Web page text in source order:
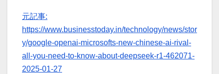
元記事:
https://www.businesstoday.in/technology/news/stor
y/google-openai-microsofts-new-chinese-ai-rival-
all-you-need-to-know-about-deepseek-r1-462071-
2025-01-27